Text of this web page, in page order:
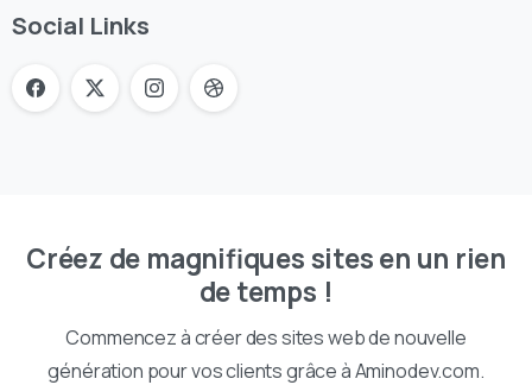
Social Links
Créez de magnifiques sites en un rien
de temps !
Commencez à créer des sites web de nouvelle
génération pour vos clients grâce à Aminodev.com.